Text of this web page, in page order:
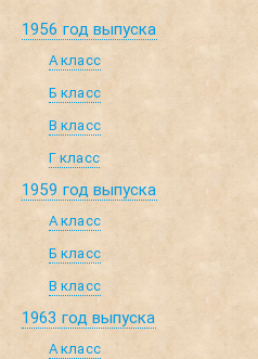
1956 год выпуска
А класс
Б класс
В класс
Г класс
1959 год выпуска
А класс
Б класс
В класс
1963 год выпуска
А класс